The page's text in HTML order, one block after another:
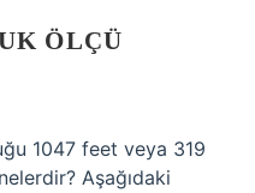
ÖLÇÜ
1047 feet veya 319
Aşağıdaki